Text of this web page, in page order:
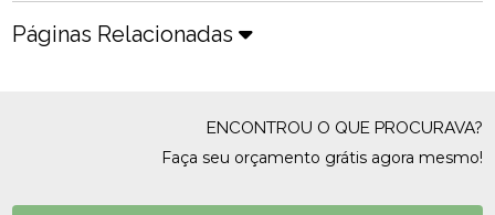
Páginas Relacionadas
ENCONTROU O QUE PROCURAVA?
Faça seu orçamento grátis agora mesmo!